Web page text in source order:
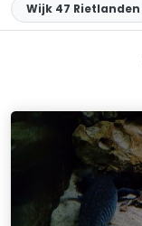
Wijk 47 Rietlanden